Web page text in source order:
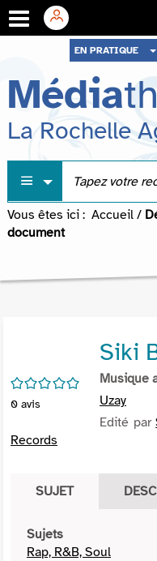
menu
contenu
recherche
EN PRATIQUE
Média
La Rochelle
Vous êtes ici : Accueil /
document
/5
0 avis
Siki
Musique
Uzay
Edité par
Records
SUJET
Sujets
Rap, R&B, Soul